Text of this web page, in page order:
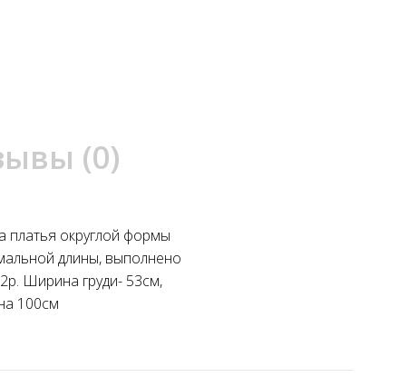
(0)
платья округлой формы
длины, выполнено
Ширина груди- 53см,
100см